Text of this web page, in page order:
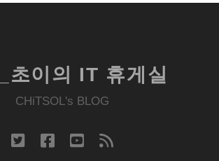
초이의 IT 휴게실
CHiTSOL's BLOG
twitter facebook
youtube
rss